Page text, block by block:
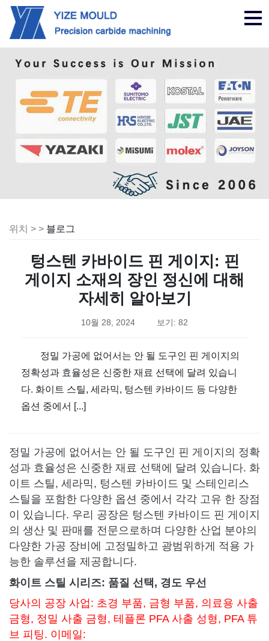
탐
색
위치 > > 블로그
텅스텐 카바이드 핀 게이지: 핀
게이지 소재의 장인 정신에 대해
자세히 알아보기
10월 28, 2024 보기: 82
정밀 가공에 없어서는 안 될 도구인 핀 게이지의
정확성과 효율성은 신중한 재료 선택에 달려 있습니
다. 화이트 스틸, 세라믹, 텅스텐 카바이드 등 다양한
옵션 중에서 [...]
정밀 가공에 없어서는 안 될 도구인 핀 게이지의 정확
성과 효율성은 신중한 재료 선택에 달려 있습니다. 화
이트 스틸, 세라믹, 텅스텐 카바이드 및 스테인리스
스틸을 포함한 다양한 옵션 중에서 각각 고유 한 장점
이 있습니다. 우리 공장은 텅스텐 카바이드 핀 게이지
의 생산 및 판매를 전문으로하며 다양한 산업 분야의
다양한 가공 장비에 고정밀하고 광범위하게 적용 가
능한 솔루션을 제공합니다.
화이트 스틸 시리즈: 품질 선택, 경도 우선
당사의 공장 사업: 초경 부품, 금형 부품, 의료용 사출
금형, 정밀 사출 금형, 테플론 PFA 사출 성형, PFA 튜
브 피팅. 이메일: